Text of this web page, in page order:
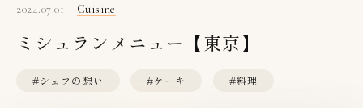
2024.07.01 Cuisine
ミシュランメニュー【東京】
#シェフの想い #ケーキ #料理